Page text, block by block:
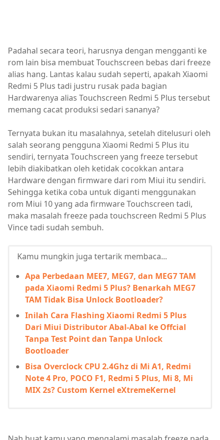
Padahal secara teori, harusnya dengan mengganti ke
rom lain bisa membuat Touchscreen bebas dari freeze
alias hang. Lantas kalau sudah seperti, apakah Xiaomi
Redmi 5 Plus tadi justru rusak pada bagian
Hardwarenya alias Touchscreen Redmi 5 Plus tersebut
memang cacat produksi sedari sananya?
Ternyata bukan itu masalahnya, setelah ditelusuri oleh
salah seorang pengguna Xiaomi Redmi 5 Plus itu
sendiri, ternyata Touchscreen yang freeze tersebut
lebih diakibatkan oleh ketidak cocokkan antara
Hardware dengan firmware dari rom Miui itu sendiri.
Sehingga ketika coba untuk diganti menggunakan
rom Miui 10 yang ada firmware Touchscreen tadi,
maka masalah freeze pada touchscreen Redmi 5 Plus
Vince tadi sudah sembuh.
Kamu mungkin juga tertarik membaca...
Apa Perbedaan MEE7, MEG7, dan MEG7 TAM
pada Xiaomi Redmi 5 Plus? Benarkah MEG7
TAM Tidak Bisa Unlock Bootloader?
Inilah Cara Flashing Xiaomi Redmi 5 Plus
Dari Miui Distributor Abal-Abal ke Offcial
Tanpa Test Point dan Tanpa Unlock
Bootloader
Bisa Overclock CPU 2.4Ghz di Mi A1, Redmi
Note 4 Pro, POCO F1, Redmi 5 Plus, Mi 8, Mi
MIX 2s? Custom Kernel eXtremeKernel